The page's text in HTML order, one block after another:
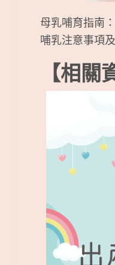
母乳哺育指南
哺乳注意事項
【相關